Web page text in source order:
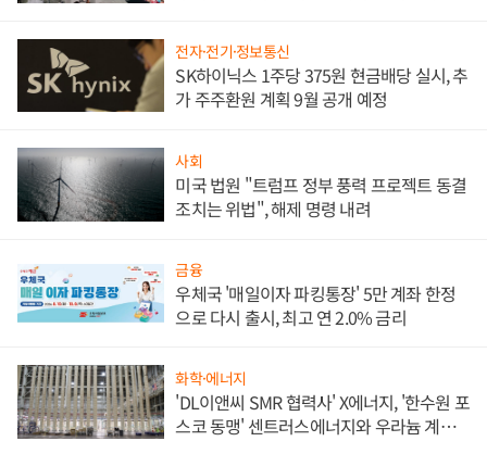
전자·전기·정보통신
SK하이닉스 1주당 375원 현금배당 실시, 추
가 주주환원 계획 9월 공개 예정
사회
미국 법원 "트럼프 정부 풍력 프로젝트 동결
조치는 위법", 해제 명령 내려
금융
우체국 '매일이자 파킹통장' 5만 계좌 한정
으로 다시 출시, 최고 연 2.0% 금리
화학·에너지
'DL이앤씨 SMR 협력사' X에너지, '한수원 포
스코 동맹' 센트러스에너지와 우라늄 계약